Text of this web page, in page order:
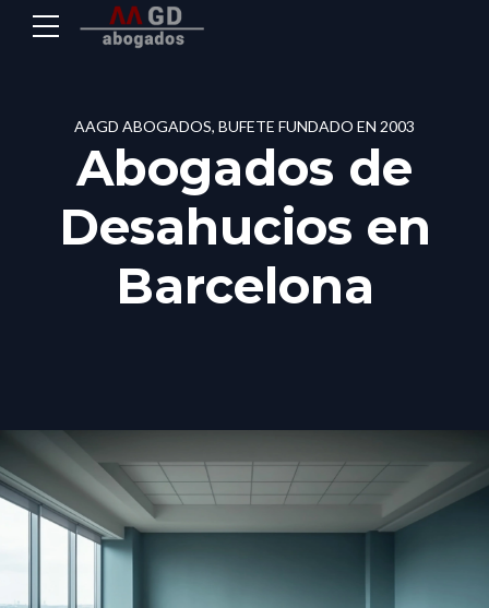
AAGD ABOGADOS, BUFETE FUNDADO EN 2003
Abogados de
Desahucios en
Barcelona